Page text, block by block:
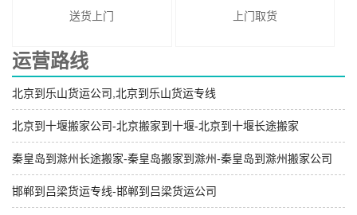
送货上门 上门取货
运营路线
北京到乐山货运公司,北京到乐山货运专线
北京到十堰搬家公司-北京搬家到十堰-北京到十堰长途搬家
秦皇岛到滁州长途搬家-秦皇岛搬家到滁州-秦皇岛到滁州搬家公司
邯郸到吕梁货运专线-邯郸到吕梁货运公司